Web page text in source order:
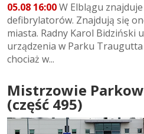
05.08 16:00W Elblągu
defibrylatorów. Znajdują się
miasta. Radny Karol Bidziński
urządzenia w Parku Traugutta
chociaż w...
Mistrzowie
(część 495)